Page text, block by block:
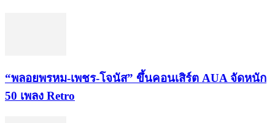
“พลอยพรหม-เพชร-โจนัส” ขึ้นคอนเสิร์ต AUA จัดหนัก
50 เพลง Retro